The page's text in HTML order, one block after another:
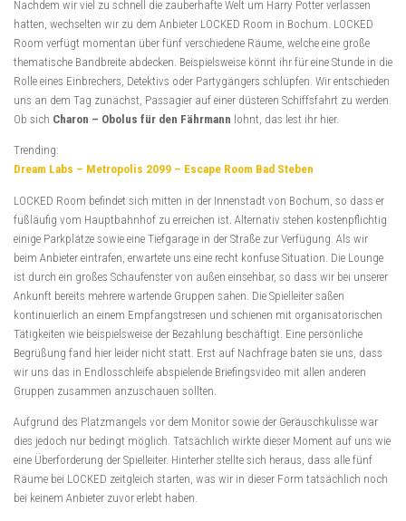
Nachdem wir viel zu schnell die zauberhafte Welt um Harry Potter verlassen
hatten, wechselten wir zu dem Anbieter LOCKED Room in Bochum. LOCKED
Room verfügt momentan über fünf verschiedene Räume, welche eine große
thematische Bandbreite abdecken. Beispielsweise könnt ihr für eine Stunde in die
Rolle eines Einbrechers, Detektivs oder Partygängers schlüpfen. Wir entschieden
uns an dem Tag zunächst, Passagier auf einer düsteren Schiffsfahrt zu werden.
Ob sich Charon – Obolus für den Fährmann lohnt, das lest ihr hier.
Trending:
Dream Labs – Metropolis 2099 – Escape Room Bad Steben
LOCKED Room befindet sich mitten in der Innenstadt von Bochum, so dass er
fußläufig vom Hauptbahnhof zu erreichen ist. Alternativ stehen kostenpflichtig
einige Parkplätze sowie eine Tiefgarage in der Straße zur Verfügung. Als wir
beim Anbieter eintrafen, erwartete uns eine recht konfuse Situation. Die Lounge
ist durch ein großes Schaufenster von außen einsehbar, so dass wir bei unserer
Ankunft bereits mehrere wartende Gruppen sahen. Die Spielleiter saßen
kontinuierlich an einem Empfangstresen und schienen mit organisatorischen
Tätigkeiten wie beispielsweise der Bezahlung beschäftigt. Eine persönliche
Begrüßung fand hier leider nicht statt. Erst auf Nachfrage baten sie uns, dass
wir uns das in Endlosschleife abspielende Briefingsvideo mit allen anderen
Gruppen zusammen anzuschauen sollten.
Aufgrund des Platzmangels vor dem Monitor sowie der Geräuschkulisse war
dies jedoch nur bedingt möglich. Tatsächlich wirkte dieser Moment auf uns wie
eine Überforderung der Spielleiter. Hinterher stellte sich heraus, dass alle fünf
Räume bei LOCKED zeitgleich starten, was wir in dieser Form tatsächlich noch
bei keinem Anbieter zuvor erlebt haben.